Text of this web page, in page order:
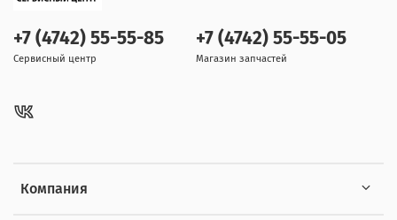
Компания
+7 (4742) 55-55-85
Сервисный центр
+7 (4742) 55-55-05
Магазин запчастей